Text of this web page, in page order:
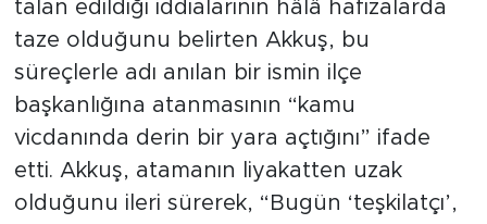
talan edildiği iddialarının hâlâ hafızalarda
taze olduğunu belirten Akkuş, bu
süreçlerle adı anılan bir ismin ilçe
başkanlığına atanmasının “kamu
vicdanında derin bir yara açtığını” ifade
etti. Akkuş, atamanın liyakatten uzak
olduğunu ileri sürerek, “Bugün ‘teşkilatçı’,